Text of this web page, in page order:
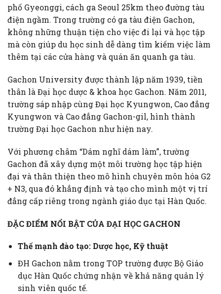
phố Gyeonggi, cách ga Seoul 25km theo đường tàu
điện ngầm. Trong trường có ga tàu điện Gachon,
không những thuận tiện cho việc đi lại và học tập
mà còn giúp du học sinh dễ dàng tìm kiếm việc làm
thêm tại các cửa hàng và quán ăn quanh ga tàu.
Gachon University được thành lập năm 1939, tiền
thân là Đại học dược & khoa học Gachon. Năm 2011,
trường sáp nhập cùng Đại học Kyungwon, Cao đẳng
Kyungwon và Cao đẳng Gachon-gil, hình thành
trường Đại học Gachon như hiện nay.
Với phương châm “Dám nghĩ dám làm”, trường
Gachon đã xây dựng một môi trường học tập hiện
đại và thân thiện theo mô hình chuyên môn hóa G2
+ N3, qua đó khẳng định và tạo cho mình một vị trí
đẳng cấp riêng trong ngành giáo dục tại Hàn Quốc.
ĐẶC ĐIỂM NỔI BẬT CỦA ĐẠI HỌC GACHON
Thế mạnh đào tạo: Dược học, Kỹ thuật
ĐH Gachon nằm trong TOP trường được Bộ Giáo
dục Hàn Quốc chứng nhận về khả năng quản lý
sinh viên quốc tế.